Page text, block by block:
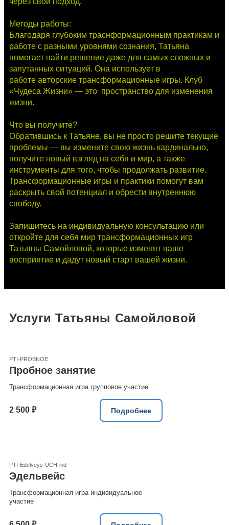
Методы работы:
Благодаря глубоким траснформационным практикам и
работе с разными уровнями сознания, Татьяна
помогает найти решение даже для самых сложных и
запутанных ситуаций. Она использует в
работе авторские трансформационные игры. Клуб
«Чудеса Жизни» — это пространство для изменения
жизни.
Что вы получите?
Обратившись к Татьяне, вы не просто решите текущие
проблемы — вы измените свою жизнь кардинально,
получите новый взгляд на себя и мир, а также
инструменты для того, чтобы продолжать развитие.
Трансформационные игры и практики помогут вам
раскрыть свой потенциал и обрести внутреннюю
свободу.
Запишитесь на индивидуальную консультацию или
откройте для себя мир трансформационных игр
Татьяны Самойловой, которые изменят ваше
восприятие и дадут новый старт вашей жизни.
Услуги Татьяны Самойловой
PTI-PROBNOE
Пробное занятие
Трансформационная игра групповое участие
2 500 ₽ Подробнее
PTI-Edelveys-UCH-ind
Эдельвейс
Трансформационная игра индивидуальное
участие